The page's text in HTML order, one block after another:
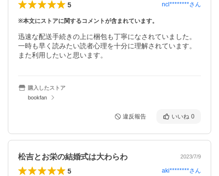
5 ncl********さん
※本文にストアに関するコメントが含まれています。
迅速な配送手続きの上に梱包も丁寧になされていました。
一時も早く読みたい読者心理を十分に理解されています。
また利用したいと思います。
購入したストア
bookfan
違反報告 いいね 0
松吉とお栄の結婚式は大わらわ 2023/7/9
5 aki********さん